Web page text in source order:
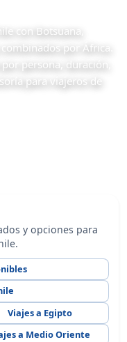
con Botsuana,
por África.
persona, duración,
para viajeros de
y opciones para
Viajes a Egipto
a Medio Oriente